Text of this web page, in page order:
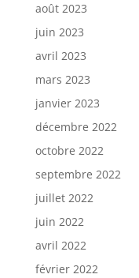
août 2023
juin 2023
avril 2023
mars 2023
janvier 2023
décembre 2022
octobre 2022
septembre 2022
juillet 2022
juin 2022
avril 2022
février 2022